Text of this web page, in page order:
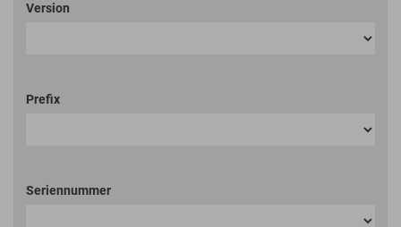
Version
Prefix
Seriennummer